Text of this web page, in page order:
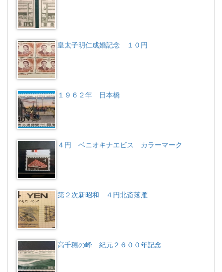
皇太子明仁成婚記念 １０円
１９６２年 日本橋
４円 ベニオキナエビス カラーマーク
第２次新昭和 ４円北斎落雁
高千穂の峰 紀元２６００年記念